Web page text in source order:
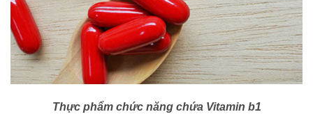
Thực phẩm chức năng chứa Vitamin b1